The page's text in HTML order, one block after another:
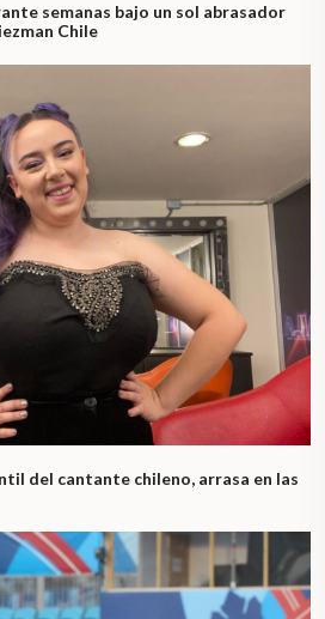
semanas bajo un sol abrasador
Chile
del cantante chileno, arrasa en las